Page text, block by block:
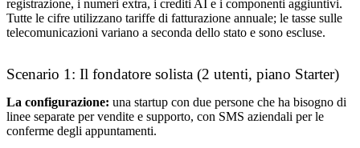
registrazione, i numeri extra, i crediti AI e i componenti aggiuntivi.
Tutte le cifre utilizzano tariffe di fatturazione annuale; le tasse sulle
telecomunicazioni variano a seconda dello stato e sono escluse.
Scenario 1: Il fondatore solista (2 utenti, piano Starter)
La configurazione: una startup con due persone che ha bisogno di
linee separate per vendite e supporto, con SMS aziendali per le
conferme degli appuntamenti.